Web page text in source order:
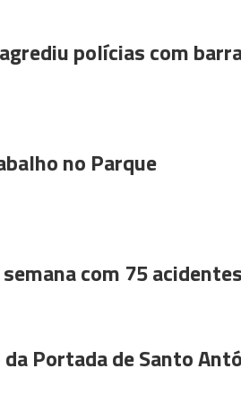
polícias com
no Parque
com 75 acidentes
Portada de Santo